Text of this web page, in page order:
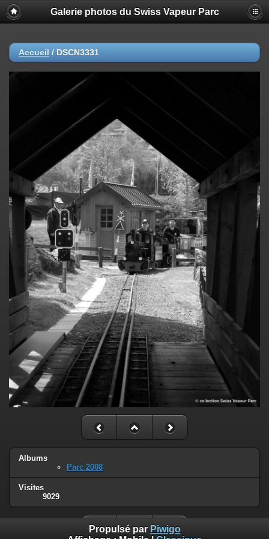
Galerie photos du Swiss Vapeur Parc
Accueil / DSCN3331
Albums
Parc 2008
Visites
9029
Propulsé par Piwigo